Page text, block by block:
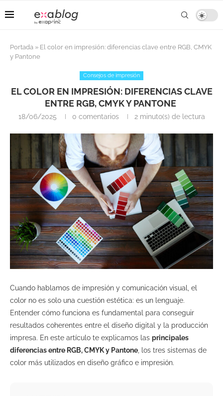
Portada » El color en impresión: diferencias clave entre RGB, CMYK
y Pantone
Consejos de impresión
EL COLOR EN IMPRESIÓN: DIFERENCIAS CLAVE
ENTRE RGB, CMYK Y PANTONE
18/06/2025 0 comentarios 2 minuto(s) de lectura
Cuando hablamos de impresión y comunicación visual, el
color no es solo una cuestión estética: es un lenguaje.
Entender cómo funciona es fundamental para conseguir
resultados coherentes entre el diseño digital y la producción
impresa. En este artículo te explicamos las principales
diferencias entre RGB, CMYK y Pantone , los tres sistemas de
color más utilizados en diseño gráfico e impresión.